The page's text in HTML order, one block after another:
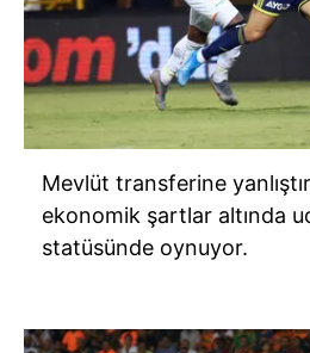
Mevlüt transferine
ekonomik şartlar altında
statüsünde oynuyor.